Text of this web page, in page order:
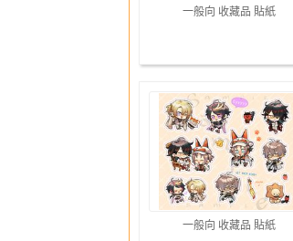
一般向 收藏品 貼紙
一般向 收藏品 貼紙